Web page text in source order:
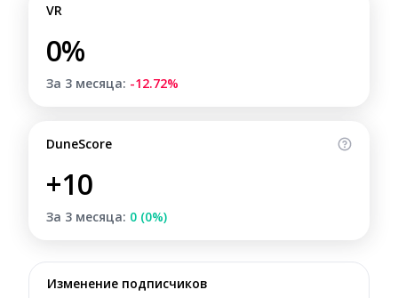
VR
0%
За 3 месяца: -12.72%
DuneScore
+10
За 3 месяца: 0 (0%)
Изменение подписчиков